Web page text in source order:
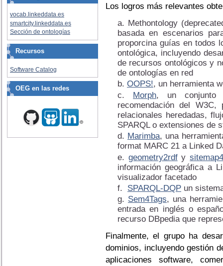
vocab.linkeddata.es
smartcity.linkeddata.es
Sección de ontologías
Recursos
Software Catalog
OEG en las redes
Los logros más relevantes
Methontology
basada en escenarios
proporcina guías en todos
ontológica, incluyendo
de recursos ontológicos y
de ontologías en red
OOPS!, un herramienta
Morph, un conjunto
recomendación del
relacionales heredadas,
SPARQL o extensiones de
Marimba, una
format MARC 21 a Linked
geometry2rdfy
información geográfica a
visualizador facetado
SPARQL-DQP un
Sem4Tags, una
entrada en inglés o
recurso DBpedia que
Finalmente, el grupo ha
dominios, incluyendo gestión
aplicaciones software,